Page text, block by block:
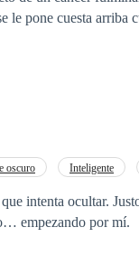
pone cuesta arriba
que le llama la
y hasta cruel, se
querrá poseerla
oscuro Inteligente
intenta ocultar.
empezando por mí.